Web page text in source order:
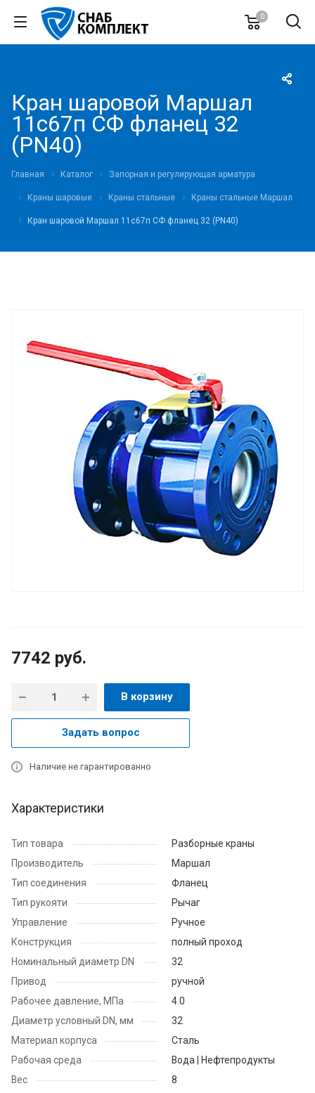
0
Кран шаровой Маршал
11с67п СФ фланец 32
(PN40)
Главная Каталог Запорная и регулирующая арматура
Краны шаровые Краны стальные Краны стальные Маршал
Кран шаровой Маршал 11с67п СФ фланец 32 (PN40)
7742 руб.
В корзину
Задать вопрос
Наличие не гарантированно
Характеристики
Тип товара
Разборные краны
Производитель
Маршал
Тип соединения
Фланец
Тип рукояти
Рычаг
Управление
Ручное
Конструкция
полный проход
Номинальный диаметр DN
32
Привод
ручной
Рабочее давление, МПа
4.0
Диаметр условный DN, мм
32
Материал корпуса
Сталь
Рабочая среда
Вода | Нефтепродукты
Вес
8